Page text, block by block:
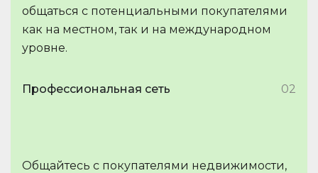
общаться с потенциальными покупателями
как на местном, так и на международном
уровне.
Профессиональная сеть 02
Общайтесь с покупателями недвижимости,